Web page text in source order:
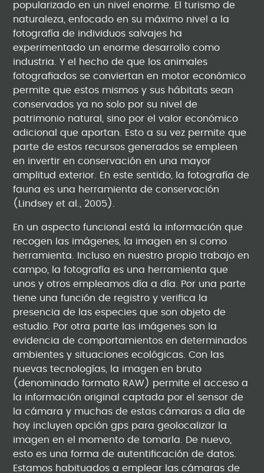
popularizado en un nivel enorme. El turismo de
naturaleza, enfocado en su máximo nivel a la
fotografía de individuos salvajes ha
experimentado un enorme desarrollo como
industria. Y el hecho de que los animales
fotografiados se conviertan en motor económico
permite que estos mismos y sus hábitats sean
conservados ya no solo por su nivel de
patrimonio natural, sino por el valor económico
adicional que aportan. Esto a su vez permite que
parte de estos recursos generados se empleen
en invertir en conservación en una mayor
amplitud exterior. En este sentido, la fotografía de
fauna es una herramienta de conservación
(Lindsey et al., 2005).
En un aspecto funcional está la información que
recogen las imágenes, la imagen en si como
herramienta. Incluso en nuestro propio trabajo en
campo, la fotografía es una herramienta que
unos y otros empleamos día a día. Por una parte
tiene una función de registro y verifica la
presencia de las especies que son objeto de
estudio. Por otra parte las imágenes son la
evidencia de comportamientos en determinados
ambientes y situaciones ecológicas. Con las
nuevas tecnologías, la imagen en bruto
(denominado formato RAW) permite el acceso a
la información original captada por el sensor de
la cámara y muchas de estas cámaras a día de
hoy incluyen opción gps para geolocalizar la
imagen en el momento de tomarla. De nuevo,
esto es una forma de autentificación de datos.
Estamos habituados a emplear las cámaras de